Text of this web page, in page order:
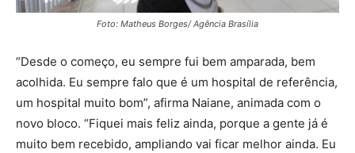
Foto: Matheus Borges/ Agência Brasília
“Desde o começo, eu sempre fui bem amparada, bem
acolhida. Eu sempre falo que é um hospital de referência,
um hospital muito bom”, afirma Naiane, animada com o
novo bloco. “Fiquei mais feliz ainda, porque a gente já é
muito bem recebido, ampliando vai ficar melhor ainda. Eu